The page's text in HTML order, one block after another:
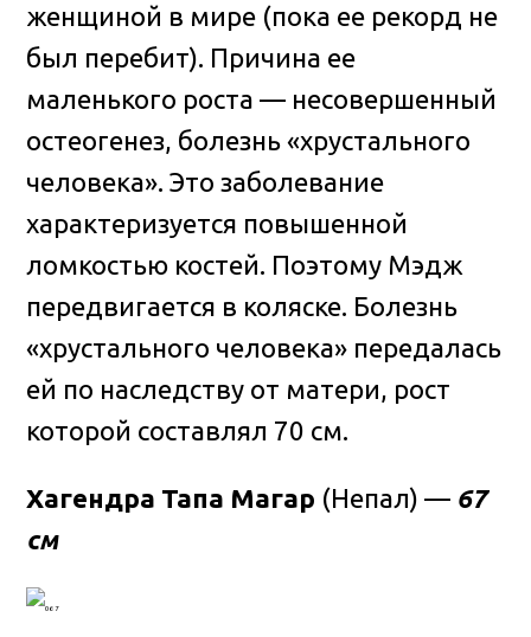
женщиной в мире (пока ее рекорд не
был перебит). Причина ее
маленького роста — несовершенный
остеогенез, болезнь «хрустального
человека». Это заболевание
характеризуется повышенной
ломкостью костей. Поэтому Мэдж
передвигается в коляске. Болезнь
«хрустального человека» передалась
ей по наследству от матери, рост
которой составлял 70 см.
Хагендра Тапа Магар (Непал) — 67
см